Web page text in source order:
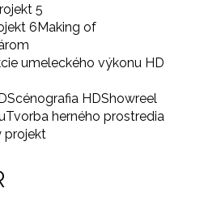
5
6Making of
umeleckého výkonu HD
Scénografia HDShowreel
Tvorba herného prostredia
projekt